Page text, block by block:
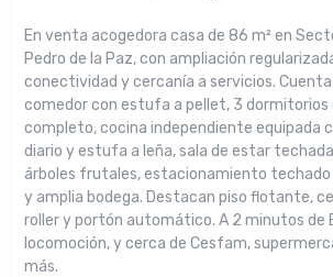
En venta acogedora casa de 86 m² en
Pedro de la Paz, con ampliación
conectividad y cercanía a servicios.
comedor con estufa a pellet, 3 dormitorios
completo, cocina independiente equipada
diario y estufa a leña, sala de estar
árboles frutales, estacionamiento
y amplia bodega. Destacan piso flotante,
roller y portón automático. A 2 minutos de
locomoción, y cerca de Cesfam,
más.